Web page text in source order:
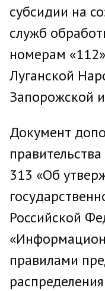
субсидии на
служб
номерам
Луганской
Запорожской
Документ
313 «Об
Российской
правилами